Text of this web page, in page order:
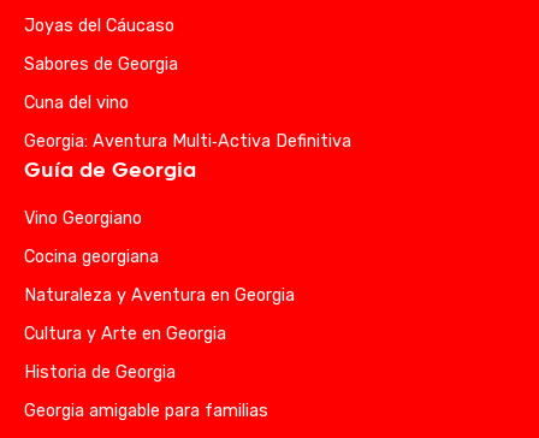
Joyas del Cáucaso
Sabores de Georgia
Cuna del vino
Georgia: Aventura Multi‑Activa Definitiva
Guía de Georgia
Vino Georgiano
Cocina georgiana
Naturaleza y Aventura en Georgia
Cultura y Arte en Georgia
Historia de Georgia
Georgia amigable para familias